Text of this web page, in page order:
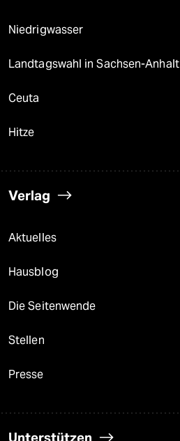
Niedrigwasser
Landtagswahl in Sachsen-Anhalt
Ceuta
Hitze
Verlag
Aktuelles
Hausblog
Die Seitenwende
Stellen
Presse
Unterstützen